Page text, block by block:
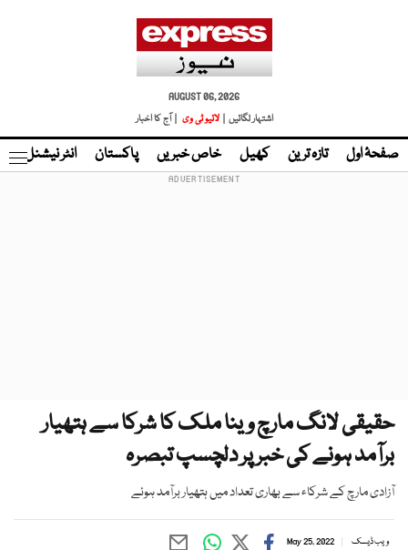
AUGUST 06, 2026
اشتہار لگائیں |
لائیو ٹی وی | آج کا اخبار
صفحۂ اول تازہ ترین کھیل خاص خبریں پاکستان انٹر نیشنل
حقیقی لانگ مارچ وینا ملک کا شرکا سے ہتھیار
برآمد ہونے کی خبر پر دلچسپ تبصرہ
آزادی مارچ کے شرکاء سے بھاری تعداد میں ہتھیار برآمد ہوئے
ویب ڈیسک May 25, 2022